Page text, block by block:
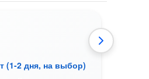
(1-2 дня, на выбор)